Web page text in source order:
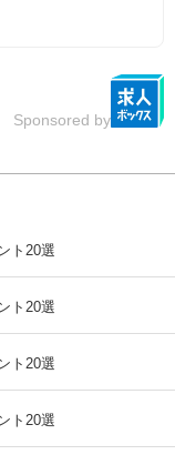
Sponsored by
ト20選
ト20選
ト20選
ト20選